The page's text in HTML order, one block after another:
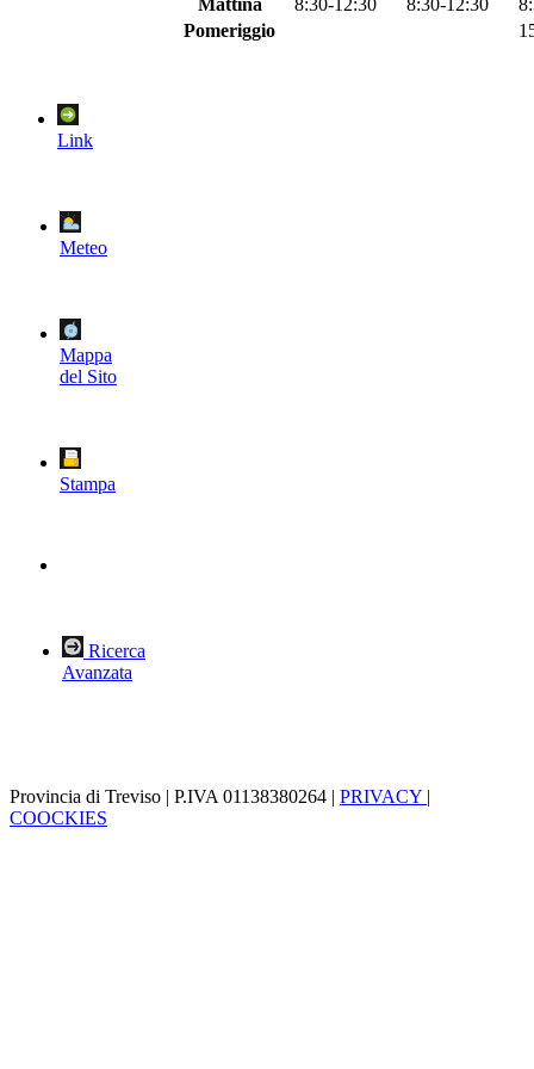
Pomeriggio
Link
Meteo
Mappa
del Sito
Stampa
Ricerca
Avanzata
Provincia di Treviso | P.IVA 01138380264 | PRIVACY |
COOCKIES